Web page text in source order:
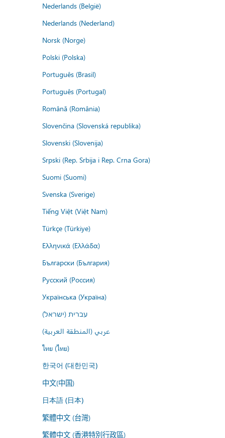
Nederlands (België)
Nederlands (Nederland)
Norsk (Norge)
Polski (Polska)
Português (Brasil)
Português (Portugal)
Română (România)
Slovenčina (Slovenská republika)
Slovenski (Slovenija)
Srpski (Rep. Srbija i Rep. Crna Gora)
Suomi (Suomi)
Svenska (Sverige)
Tiếng Việt (Việt Nam)
Türkçe (Türkiye)
Ελληνικά (Ελλάδα)
Български (България)
Русский (Россия)
Українська (Україна)
עברית (ישראל)
عربي (المنطقة العربية)
ไทย (ไทย)
한국어 (대한민국)
中文(中国)
日本語 (日本)
繁體中文 (台灣)
繁體中文 (香港特別行政區)